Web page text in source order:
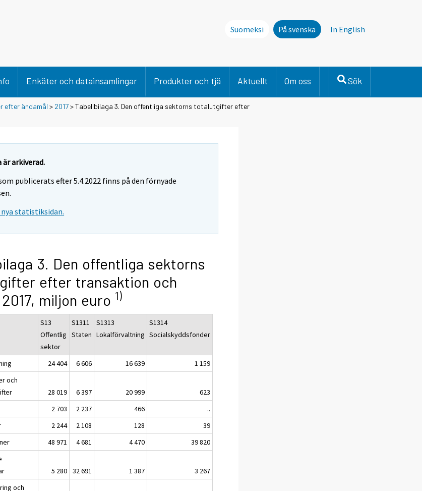
Suomeksi På svenska In English
Enkäter och datainsamlingar Produkter och tjä Aktuellt Om oss Sök
efter ändamål > 2017> Tabellbilaga 3. Den offentliga sektorns totalutgifter efter
är arkiverad.
publicerats efter 5.4.2022 finns på den förnyade
statistiksidan.
3. Den offentliga sektorns
efter transaktion och
miljon euro 1)
S13
Offentlig
sektor
S1311
Staten
S1313
Lokalförvaltning
S1314
Socialskyddsfonder
24 404 6 606 16 639
1 159
och
28 019 6 397 20 999
623
2 703 2 237 466
..
2 244 2 108 128
39
48 971 4 681 4 470
39 820
5 280 32 691 1 387
3 267
och